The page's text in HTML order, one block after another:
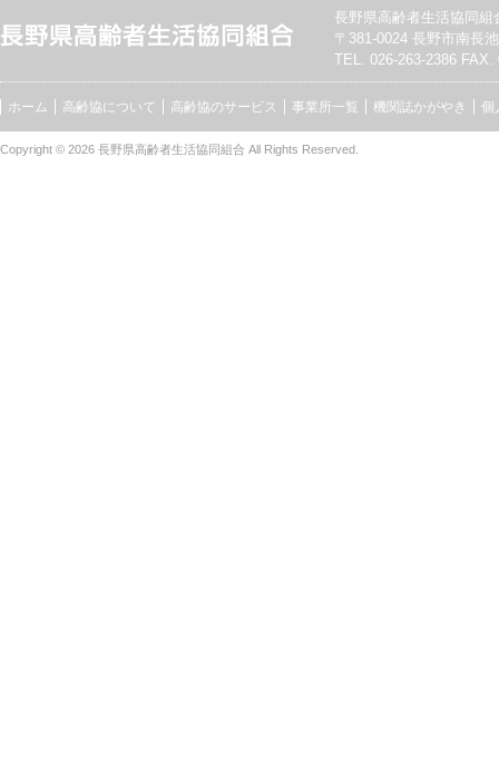
長野県高齢者生活協同組
〒381-0024 長野市南長
TEL. 026-263-2386 FAX.
ホーム 高齢協について 高齢協のサービス 事業所一覧 機関誌かがやき 個
Copyright © 2026 長野県高齢者生活協同組合 All Rights Reserved.